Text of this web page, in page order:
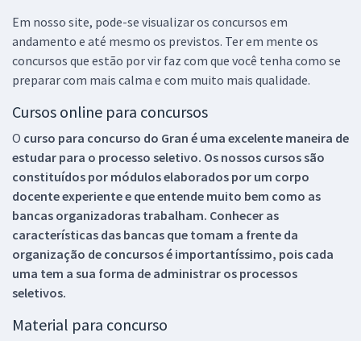
Em nosso site, pode-se visualizar os concursos em
andamento e até mesmo os previstos. Ter em mente os
concursos que estão por vir faz com que você tenha como se
preparar com mais calma e com muito mais qualidade.
Cursos online para concursos
O curso para concurso do Gran é uma excelente maneira de
estudar para o processo seletivo. Os nossos cursos são
constituídos por módulos elaborados por um corpo
docente experiente e que entende muito bem como as
bancas organizadoras trabalham. Conhecer as
características das bancas que tomam a frente da
organização de concursos é importantíssimo, pois cada
uma tem a sua forma de administrar os processos
seletivos.
Material para concurso